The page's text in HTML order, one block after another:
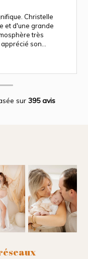
Christelle
et d'une grande
très
son
des plus
sur 395 avis